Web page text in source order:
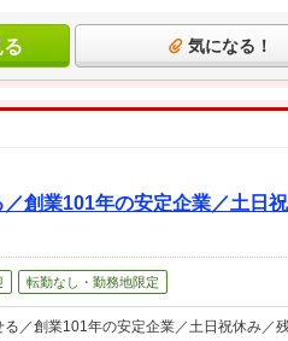
気になる！
業101年の安定企業／土日
転勤なし・勤務地限定
／創業101年の安定企業／土日祝休み／